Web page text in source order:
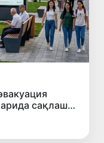
сақлаш
миқдори